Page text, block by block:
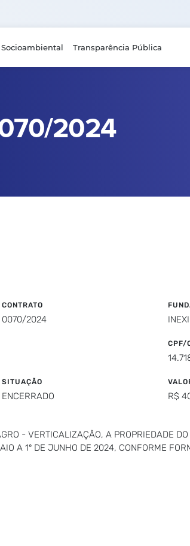
Socioambiental Transparência Pública
2024
CONTRATO
0070/2024
CPF/
SITUAÇÃO
ENCERRADO R$
- VERTICALIZAÇÃO, A PROPRIEDADE
A 1º DE JUNHO DE 2024, CONFORME